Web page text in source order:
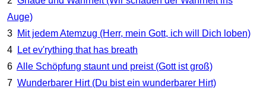
Auge)
3 Mit jedem Atemzug (Herr, mein Gott, ich will Dich loben)
4
Let ev'rything that has breath
6 Alle Schöpfung staunt und preist (Gott ist groß)
7 Wunderbarer Hirt (Du bist ein wunderbarer Hirt)